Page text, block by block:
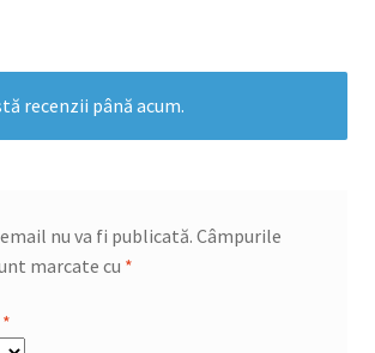
recenzii până acum.
nu va fi publicată. Câmpurile
marcate cu *
*